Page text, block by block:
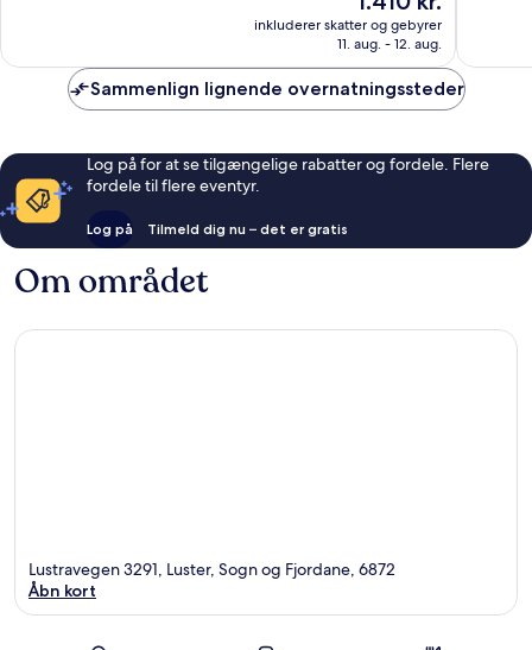
anmeldelser
1.410 kr.
inkluderer skatter og gebyrer
11. aug. - 12. aug.
Sammenlign lignende overnatningssteder
Log på for at se tilgængelige rabatter og fordele. Flere
fordele til flere eventyr.
Log på Tilmeld dig nu – det er gratis
Om området
Lustravegen 3291, Luster, Sogn og Fjordane, 6872
Åbn kort